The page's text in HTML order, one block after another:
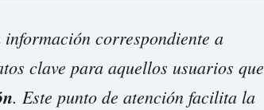
correspondiente a
clave para aquellos usuarios que
. Este punto de atención facilita la